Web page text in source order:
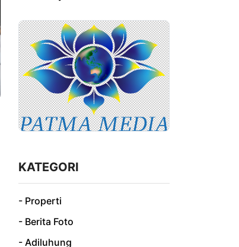
KATEGORI
- Properti
- Berita Foto
- Adiluhung